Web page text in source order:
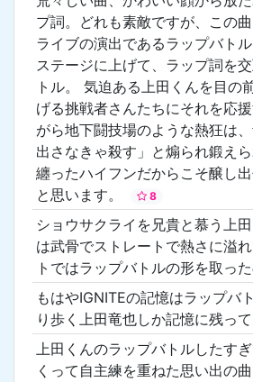
プ詞。どれも素敵ですが、この
ライブの演出であるラップバト
ステージに上げて、ラップ詞を
トル。 気迫ある上田くんを目の
げる挑戦者さんたちにそれを応
がら地下闘技場のような熱狂は
出さなきゃ殺す」と煽られ鍛え
纏ったハイフンだからこそ醸し
と思います。
8
ショウサクライを兄貴と慕う上
は武骨でストレートで熱さに溢
トではラップバトルの形を取っ
もはやIGNITEの記憶はラップバ
り歩く上田竜也しか記憶に残っ
上田くんのラップバトルしたす
くって自主練を重ねた思い出の曲